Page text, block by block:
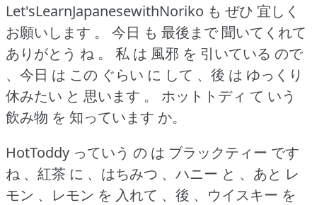
Let'sLearnJapanesewithNoriko も ぜひ 宜しく
お願いします 。
今日 も 最後まで 聞いてくれて
ありがとう ね 。
私 は 風邪 を 引いている ので
、今日 は この ぐらい に して 、後 は ゆっくり
休みたい と 思います 。
ホットトディ て いう
飲み物 を 知っています か。
HotToddy っていう の は ブラックティー です
ね 、紅茶 に 、はちみつ 、ハニー と 、あと レ
モン 、レモン を 入れて 、後 、ウイスキー を